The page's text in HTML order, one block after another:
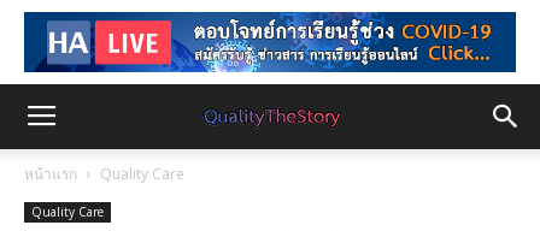
หน้าแรก Quality Care
Quality Care